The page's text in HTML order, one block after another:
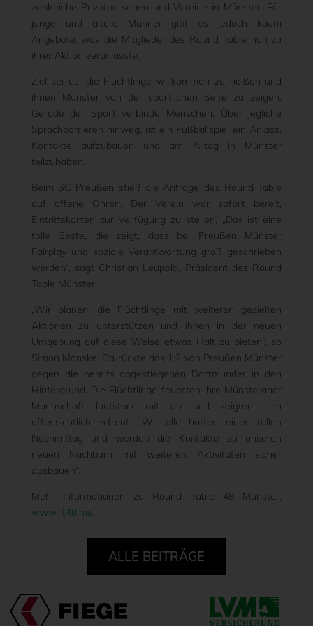
zahlreiche Privatpersonen und Vereine in Münster. Für
junge und ältere Männer gibt es jedoch kaum
Angebote, was die Mitglieder des Round Table nun zu
ihrer Aktion veranlasste.
Ziel sei es, die Flüchtlinge willkommen zu heißen und
ihnen Münster von der sportlichen Seite zu zeigen.
Gerade der Sport verbinde Menschen. Über jegliche
Sprachbarrieren hinweg, ist ein Fußballspiel ein Anlass,
Kontakte aufzubauen und am Alltag in Münster
teilzuhaben.
Beim SC Preußen stieß die Anfrage des Round Table
auf offene Ohren. Der Verein war sofort bereit,
Eintrittskarten zur Verfügung zu stellen. „Das ist eine
tolle Geste, die zeigt, dass bei Preußen Münster
Fairplay und soziale Verantwortung groß geschrieben
werden“, sagt Christian Leupold, Präsident des Round
Table Münster.
„Wir planen, die Flüchtlinge mit weiteren gezielten
Aktionen zu unterstützen und ihnen in der neuen
Umgebung auf diese Weise etwas Halt zu bieten“, so
Simon Monske. Da rückte das 1:2 von Preußen Münster
gegen die bereits abgestiegenen Dortmunder in den
Hintergrund. Die Flüchtlinge feuerten ihre Münsteraner
Mannschaft lautstark mit an und zeigten sich
offensichtlich erfreut. „Wir alle hatten einen tollen
Nachmittag und werden die Kontakte zu unseren
neuen Nachbarn mit weiteren Aktivitäten sicher
ausbauen“.
Mehr Informationen zu Round Table 48 Münster:
www.rt48.ms
ALLE BEITRÄGE